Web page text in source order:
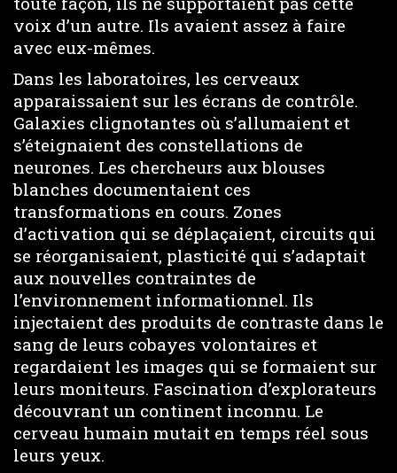
voix d’un autre. Ils avaient assez à faire
avec eux-mêmes.
Dans les laboratoires, les cerveaux
apparaissaient sur les écrans de contrôle.
Galaxies clignotantes où s’allumaient et
s’éteignaient des constellations de
neurones. Les chercheurs aux blouses
blanches documentaient ces
transformations en cours. Zones
d’activation qui se déplaçaient, circuits qui
se réorganisaient, plasticité qui s’adaptait
aux nouvelles contraintes de
l’environnement informationnel. Ils
injectaient des produits de contraste dans le
sang de leurs cobayes volontaires et
regardaient les images qui se formaient sur
leurs moniteurs. Fascination d’explorateurs
découvrant un continent inconnu. Le
cerveau humain mutait en temps réel sous
leurs yeux.